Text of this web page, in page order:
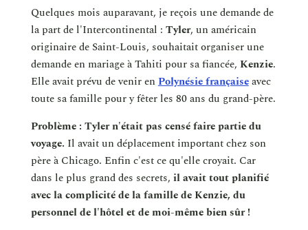
Quelques mois auparavant, je reçois une demande de
la part de l'Intercontinental : Tyler, un américain
originaire de Saint-Louis, souhaitait organiser une
demande en mariage à Tahiti pour sa fiancée, Kenzie.
Elle avait prévu de venir enPolynésie françaiseavec
toute sa famille pour y fêter les 80 ans du grand-père.
Problème : Tyler n'était pas censé faire partie du
voyage. Il avait un déplacement important chez son
père à Chicago. Enfin c'est ce qu'elle croyait. Car
dans le plus grand des secrets, il avait tout planifié
avec la complicité de la famille de Kenzie, du
personnel de l'hôtel et de moi-même bien sûr !